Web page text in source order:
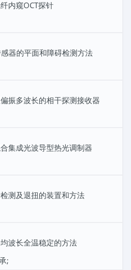
内窥OCT探针
器的平面和障碍检测方法
振多波长的相干探测接收器
集成光波导型热光调制器
测及退扭的装置和方法
波长全温稳定的方法
;